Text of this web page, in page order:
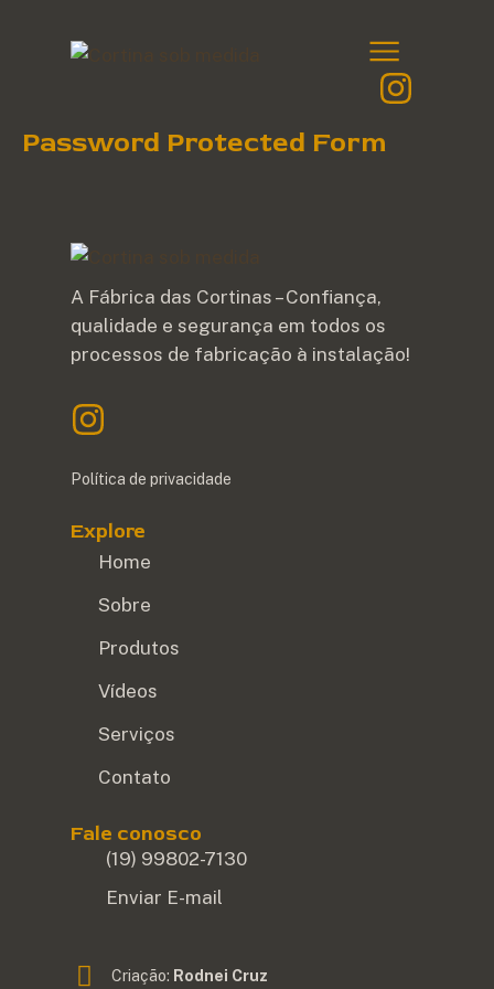
Password Protected Form
A Fábrica das Cortinas – Confiança,
qualidade e segurança em todos os
processos de fabricação à instalação!
Política de privacidade
Explore
Home
Sobre
Produtos
Vídeos
Serviços
Contato
Fale conosco
(19) 99802-7130
Enviar E-mail
Criação: Rodnei Cruz